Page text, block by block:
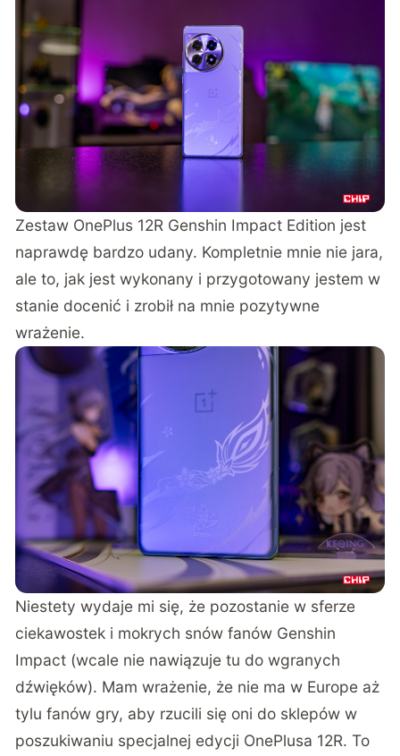
Zestaw OnePlus 12R Genshin Impact Edition jest
naprawdę bardzo udany. Kompletnie mnie nie jara,
ale to, jak jest wykonany i przygotowany jestem w
stanie docenić i zrobił na mnie pozytywne
wrażenie.
Niestety wydaje mi się, że pozostanie w sferze
ciekawostek i mokrych snów fanów Genshin
Impact (wcale nie nawiązuje tu do wgranych
dźwięków). Mam wrażenie, że nie ma w Europe aż
tylu fanów gry, aby rzucili się oni do sklepów w
poszukiwaniu specjalnej edycji OnePlusa 12R. To